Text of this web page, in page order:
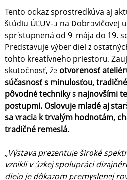
Tento odkaz sprostredkúva aj
štúdiu ÚĽUV-u na Dobrovičovej
sprístupnená od 9. mája do 19.
Predstavuje výber diel z
tohto kreatívneho priestoru.
skutočnosť, že otvorenosť
súčasnosť s minulosťou,
pôvodné techniky s najnovšími
postupmi. Oslovuje mladé aj
sa vracia k trvalým hodnotám,
tradičné remeslá.
„Výstava prezentuje široké
vznikli v úzkej spolupráci
dielo je dôkazom premyslenej